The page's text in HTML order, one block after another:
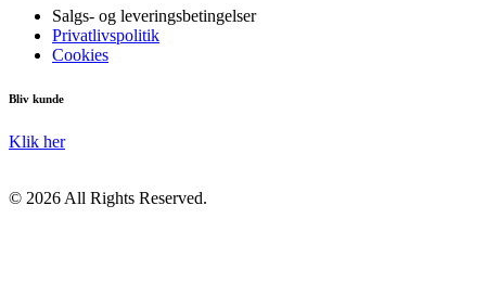
Salgs- og leveringsbetingelser
Privatlivspolitik
Cookies
Bliv kunde
Klik her
© 2026 All Rights Reserved.